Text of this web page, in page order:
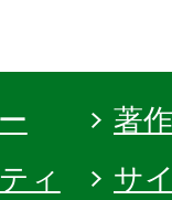
著
ィ
サ